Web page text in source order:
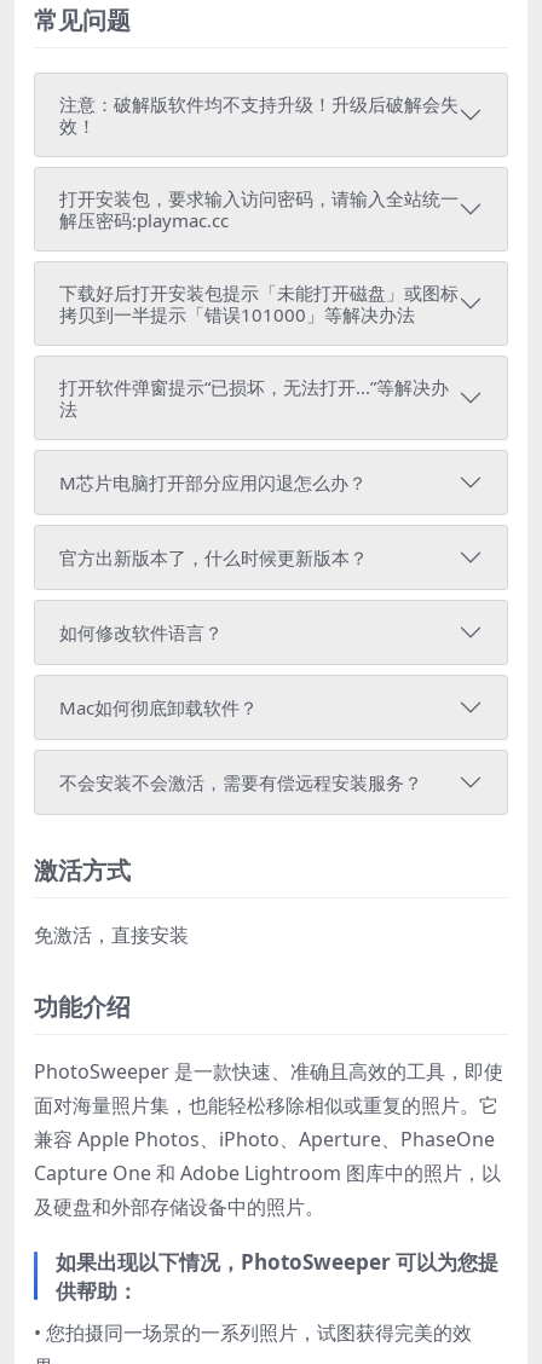
常见问题
注意：破解版软件均不支持升级！升级后破解会失
效！
打开安装包，要求输入访问密码，请输入全站统一
解压密码:playmac.cc
下载好后打开安装包提示「未能打开磁盘」或图标
拷贝到一半提示「错误101000」等解决办法
打开软件弹窗提示“已损坏，无法打开...”等解决办
法
M芯片电脑打开部分应用闪退怎么办？
官方出新版本了，什么时候更新版本？
如何修改软件语言？
Mac如何彻底卸载软件？
不会安装不会激活，需要有偿远程安装服务？
激活方式
免激活，直接安装
功能介绍
PhotoSweeper 是一款快速、准确且高效的工具，即使
面对海量照片集，也能轻松移除相似或重复的照片。它
兼容 Apple Photos、iPhoto、Aperture、PhaseOne
Capture One 和 Adobe Lightroom 图库中的照片，以
及硬盘和外部存储设备中的照片。
如果出现以下情况，PhotoSweeper 可以为您提
供帮助：
• 您拍摄同一场景的一系列照片，试图获得完美的效